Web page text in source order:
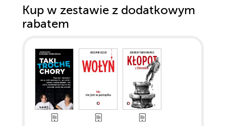
Kup w zestawie z dodatkowym
rabatem